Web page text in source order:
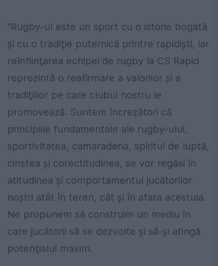
"Rugby-ul este un sport cu o istorie bogată
şi cu o tradiţie puternică printre rapidişti, iar
reînfiinţarea echipei de rugby la CS Rapid
reprezintă o reafirmare a valorilor şi a
tradiţiilor pe care clubul nostru le
promovează. Suntem încrezători că
principiile fundamentale ale rugby-ului,
sportivitatea, camaraderia, spiritul de luptă,
cinstea şi corectitudinea, se vor regăsi în
atitudinea şi comportamentul jucătorilor
noştri atât în teren, cât şi în afara acestuia.
Ne propunem să construim un mediu în
care jucătorii să se dezvolte şi să-şi atingă
potenţialul maxim.